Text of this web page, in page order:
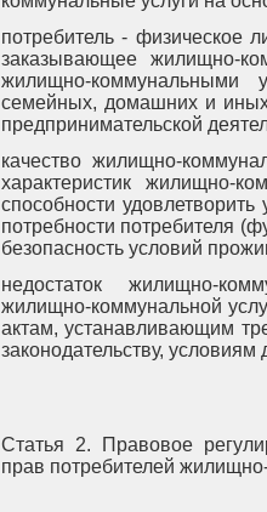
потребитель - физическое
заказывающее жилищно-
жилищно-коммунальными
семейных, домашних и
предпринимательской
качество жилищно-
характеристик жилищно-
способности
потребности потребителя
безопасность условий
недостаток жилищно-
жилищно-коммунальной
актам, устанавливающим
законодательству, условиям
Статья 2. Правовое
прав потребителей